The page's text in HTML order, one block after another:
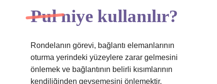
Pul niye kullanılır?
Rondelanın görevi, bağlantı elemanlarının
oturma yerindeki yüzeylere zarar gelmesini
önlemek ve bağlantının belirli kısımlarının
kendiliğinden gevşemesini önlemektir.